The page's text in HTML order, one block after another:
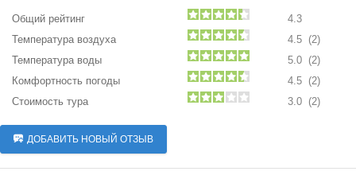
Общий рейтинг
4.3
Температура воздуха
4.5 (2)
Температура воды
5.0 (2)
Комфортность погоды
4.5 (2)
Стоимость тура
3.0 (2)
ДОБАВИТЬ НОВЫЙ ОТЗЫВ